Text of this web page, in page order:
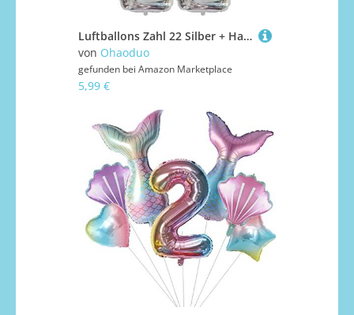
Luftballons Zahl 22 Silber + Happy Birthday Girlande + banner Folienballon 22.Geburtstags deko frau mann ballons 22 Jahre Geburtstag deko frauen Zahlenballon 22 Geburtstag dekoration Männer frau(22)
von Ohaoduo
gefunden bei Amazon Marketplace
5,99 €